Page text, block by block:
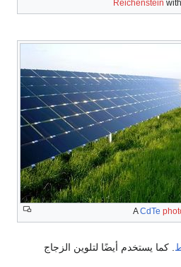
Reichenstein
ACdTe
. كما يستخدم أيضًا لتلوين الزجاج